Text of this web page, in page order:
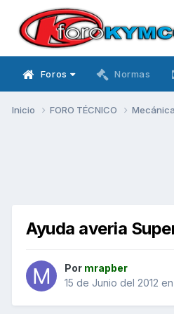
Foros Normas
Inicio FORO TÉCNICO Mecánica
Ayuda averia
Por mrapber
15 de Junio del 2012 en